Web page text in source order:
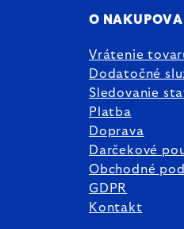
O
Vrátenie
Dodatočné
Sledovanie
Platba
Doprava
Darčekové
Obchodné
GDPR
Kontakt